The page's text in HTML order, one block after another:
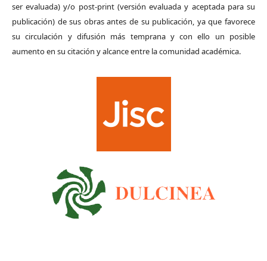
ser evaluada) y/o post-print (versión evaluada y aceptada para su
publicación) de sus obras antes de su publicación, ya que favorece
su circulación y difusión más temprana y con ello un posible
aumento en su citación y alcance entre la comunidad académica.